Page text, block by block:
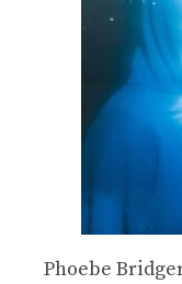
Phoebe